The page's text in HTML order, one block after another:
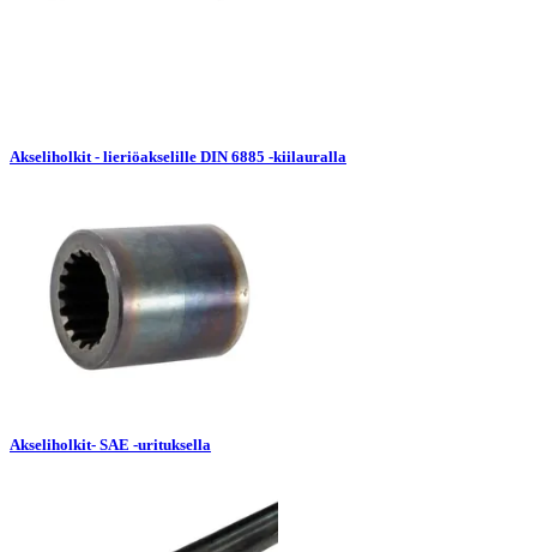
Akseliholkit - lieriöakselille DIN 6885 -kiilauralla
Akseliholkit- SAE -urituksella